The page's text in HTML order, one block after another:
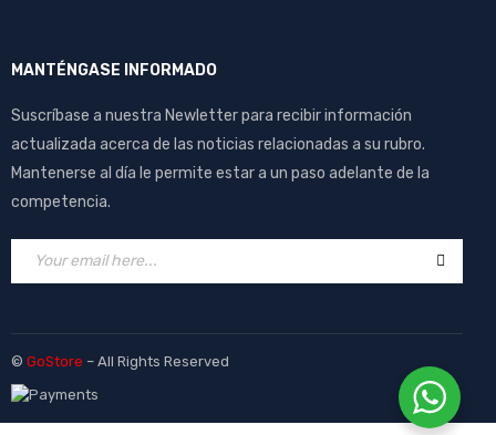
MANTÉNGASE INFORMADO
Suscríbase a nuestra Newletter para recibir información
actualizada acerca de las noticias relacionadas a su rubro.
Mantenerse al día le permite estar a un paso adelante de la
competencia.
© GoStore – All Rights Reserved